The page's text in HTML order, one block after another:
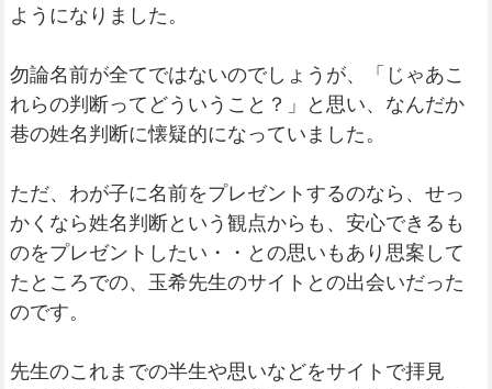
ようになりました。
勿論名前が全てではないのでしょうが、「じゃあこ
れらの判断ってどういうこと？」と思い、なんだか
巷の姓名判断に懐疑的になっていました。
ただ、わが子に名前をプレゼントするのなら、せっ
かくなら姓名判断という観点からも、安心できるも
のをプレゼントしたい・・との思いもあり思案して
たところでの、玉希先生のサイトとの出会いだった
のです。
先生のこれまでの半生や思いなどをサイトで拝見